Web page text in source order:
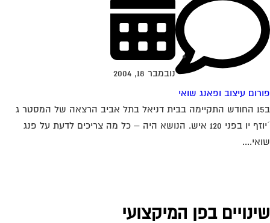
עיצוב ופאנג שואי
נובמבר 18, 2004
ב15 החודש התקיימה בבית דניאל בתל אביב הרצאה של המסטר ג
´יוזף יו בפני 120 איש. הנושא היה – כל מה צריכים לדעת על פנג
בפן המיקצועי